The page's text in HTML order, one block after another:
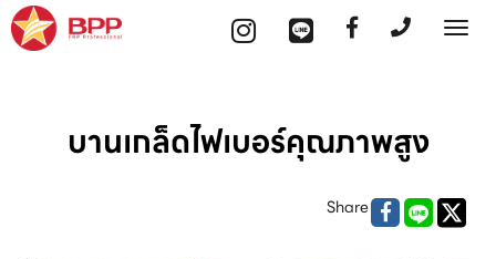
บานเกล็ดไฟเบอร์คุณภาพสูง
Share